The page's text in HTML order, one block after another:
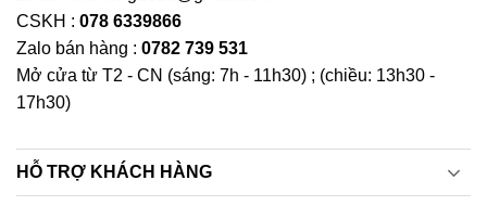
CSKH : 078 6339866
Zalo bán hàng : 0782 739 531
Mở cửa từ T2 - CN (sáng: 7h - 11h30) ; (chiều: 13h30 -
17h30)
HỖ TRỢ KHÁCH HÀNG